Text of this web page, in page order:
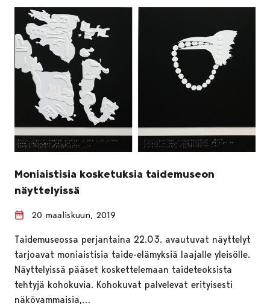
Moniaistisia kosketuksia taidemuseon
näyttelyissä
20 maaliskuun, 2019
Taidemuseossa perjantaina 22.03. avautuvat näyttelyt
tarjoavat moniaistisia taide-elämyksiä laajalle yleisölle.
Näyttelyissä pääset koskettelemaan taideteoksista
tehtyjä kohokuvia. Kohokuvat palvelevat erityisesti
näkövammaisia,…